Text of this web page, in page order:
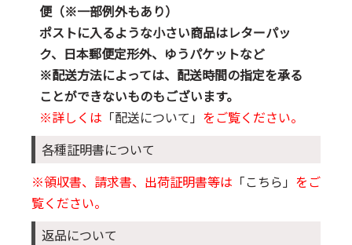
便（※一部例外もあり）
ポストに入るような小さい商品はレターパッ
ク、日本郵便定形外、ゆうパケットなど
※配送方法によっては、配送時間の指定を承る
ことができないものもございます。
※詳しくは 「配送について」 をご覧ください。
各種証明書について
※領収書、請求書、出荷証明書等は 「こちら」 をご
覧ください。
返品について